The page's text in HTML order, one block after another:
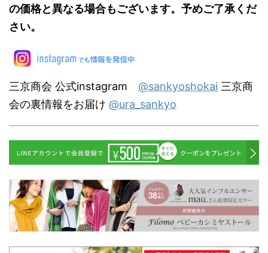
の価格と異なる場合もございます。予めご了承くだ
さい。
三京商会 公式instagram @sankyoshokai 三京商
会の裏情報をお届け @ura_sankyo